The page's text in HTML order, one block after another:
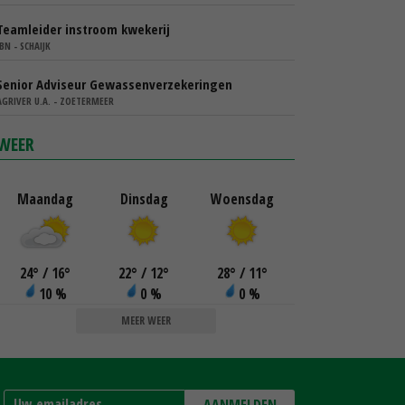
instroom kwekerij
- SCHAIJK
Adviseur Gewassenverzekeringen
U.A. - ZOETERMEER
Maandag
24° / 16°
10 %
Dinsdag
22° / 12°
0 %
Woensdag
28° / 11°
0 %
MEER WEER